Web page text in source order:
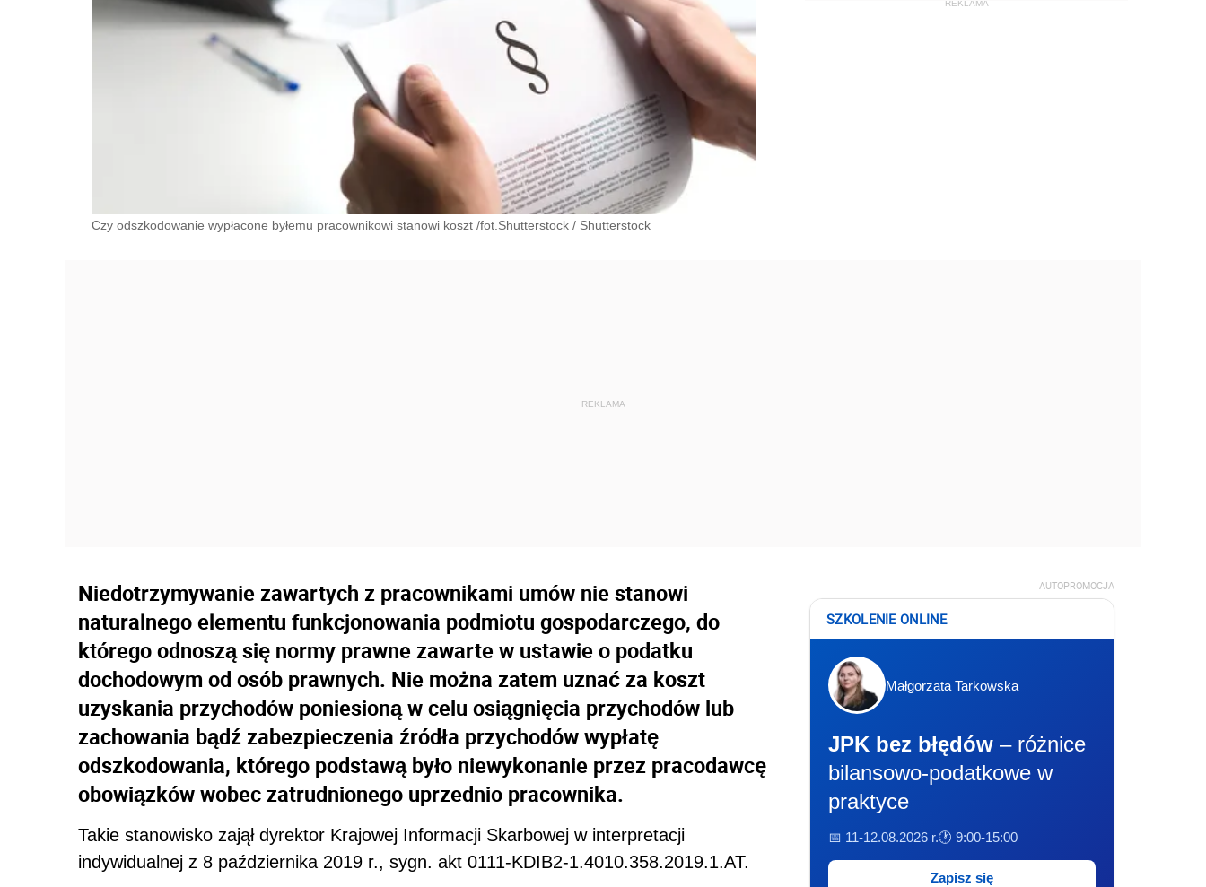
Czy odszkodowanie wypłacone byłemu pracownikowi stanowi koszt /fot.Shutterstock / Shutterstock
Niedotrzymywanie zawartych z pracownikami umów nie stanowi
naturalnego elementu funkcjonowania podmiotu gospodarczego, do
którego odnoszą się normy prawne zawarte w ustawie o podatku
dochodowym od osób prawnych. Nie można zatem uznać za koszt
uzyskania przychodów poniesioną w celu osiągnięcia przychodów lub
zachowania bądź zabezpieczenia źródła przychodów wypłatę
odszkodowania, którego podstawą było niewykonanie przez pracodawcę
obowiązków wobec zatrudnionego uprzednio pracownika.
Takie stanowisko zajął dyrektor Krajowej Informacji Skarbowej w interpretacji
indywidualnej z 8 października 2019 r., sygn. akt 0111-KDIB2-1.4010.358.2019.1.AT.
AUTOPROMOCJA
SZKOLENIE ONLINE
Małgorzata Tarkowska
JPK bez błędów – różnice
bilansowo-podatkowe w
praktyce
📅 11-12.08.2026 r.🕐 9:00-15:00
Zapisz się